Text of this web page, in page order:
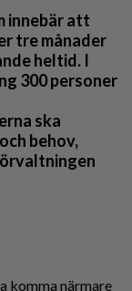
innebär att
tre månader
heltid. I
300 personer
ska
behov,
komma närmare